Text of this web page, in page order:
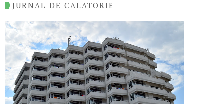
JURNAL DE CALATORIE